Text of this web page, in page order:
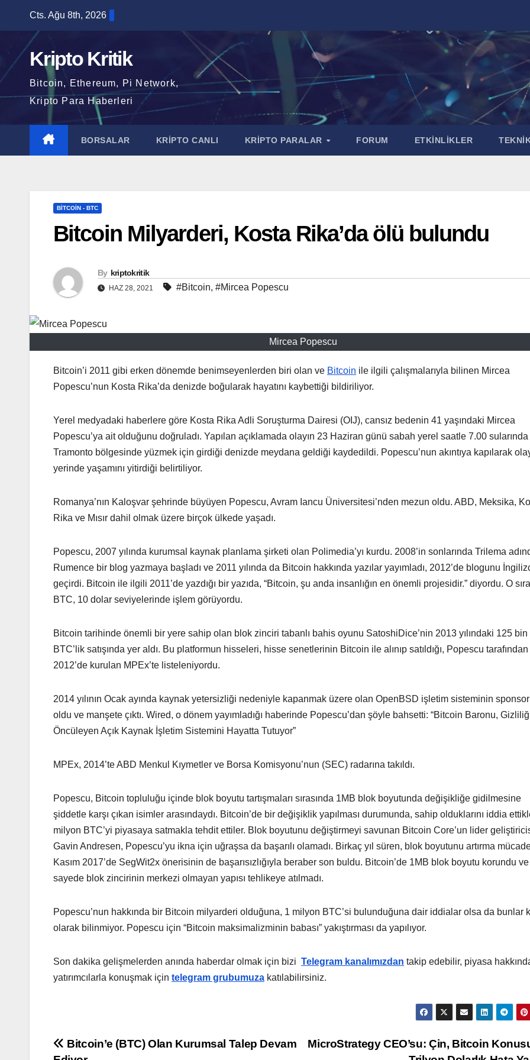
content
Cts. Ağu 8th, 2026
Kripto Kritik
Bitcoin, Ethereum, Pi Network,
Kripto Para Haberleri
BORSALAR KRİPTO CANLI KRİPTO PARALAR FORUM ETKİNLİKLER
BITCOIN - BTC
Bitcoin Milyarderi, Kosta Rika’da ölü bulundu
By kriptokritik
HAZ 28, 2021 #Bitcoin, #Mircea Popescu
Mircea Popescu
Bitcoin’i 2011 gibi erken dönemde benimseyenlerden biri olan ve Bitcoin ile ilgili çalışmalarıyla bilinen Mircea
Popescu’nun Kosta Rika’da denizde boğularak hayatını kaybettiği bildiriliyor.
Yerel medyadaki haberlere göre Kosta Rika Adli Soruşturma Dairesi (OIJ), cansız bedenin 41 yaşındaki Mircea
Popescu’ya ait olduğunu doğruladı. Yapılan açıklamada olayın 23 Haziran günü sabah yerel saatle 7.00 sularında
Tramonto bölgesinde yüzmek için girdiği denizde meydana geldiği kaydedildi. Popescu’nun akıntıya kapılarak
yerinde yaşamını yitirdiği belirtiliyor.
Romanya’nın Kaloşvar şehrinde büyüyen Popescu, Avram Iancu Üniversitesi’nden mezun oldu. ABD, Meksika,
Rika ve Mısır dahil olmak üzere birçok ülkede yaşadı.
Popescu, 2007 yılında kurumsal kaynak planlama şirketi olan Polimedia’yı kurdu. 2008’in sonlarında Trilema
Rumence bir blog yazmaya başladı ve 2011 yılında da Bitcoin hakkında yazılar yayımladı, 2012’de blogunu
geçirdi. Bitcoin ile ilgili 2011’de yazdığı bir yazıda, “Bitcoin, şu anda insanlığın en önemli projesidir.” diyordu. O
BTC, 10 dolar seviyelerinde işlem görüyordu.
Bitcoin tarihinde önemli bir yere sahip olan blok zinciri tabanlı bahis oyunu SatoshiDice’nin 2013 yılındaki 125 bin
BTC’lik satışında yer aldı. Bu platformun hisseleri, hisse senetlerinin Bitcoin ile alınıp satıldığı, Popescu tarafından
2012’de kurulan MPEx’te listeleniyordu.
2014 yılının Ocak ayında kaynak yetersizliği nedeniyle kapanmak üzere olan OpenBSD işletim sisteminin
oldu ve manşete çıktı. Wired, o dönem yayımladığı haberinde Popescu’dan şöyle bahsetti: “Bitcoin Baronu,
Öncüleyen Açık Kaynak İşletim Sistemini Hayatta Tutuyor”
MPEx, 2014’te ABD Menkul Kıymetler ve Borsa Komisyonu’nun (SEC) radarına takıldı.
Popescu, Bitcoin topluluğu içinde blok boyutu tartışmaları sırasında 1MB blok boyutunda değişikliğe gidilmesine
şiddetle karşı çıkan isimler arasındaydı. Bitcoin’de bir değişiklik yapılması durumunda, sahip olduklarını iddia
milyon BTC’yi piyasaya satmakla tehdit ettiler. Blok boyutunu değiştirmeyi savunan Bitcoin Core’un lider
Gavin Andresen, Popescu’yu ikna için uğraşsa da başarılı olamadı. Birkaç yıl süren, blok boyutunu artırma
Kasım 2017’de SegWit2x önerisinin de başarısızlığıyla beraber son buldu. Bitcoin’de 1MB blok boyutu korundu
sayede blok zincirinin merkezi olmayan yapısı tehlikeye atılmadı.
Popescu’nun hakkında bir Bitcoin milyarderi olduğuna, 1 milyon BTC’si bulunduğuna dair iddialar olsa da bunlar
olarak bilinmiyor. Popescu için “Bitcoin maksimalizminin babası” yakıştırması da yapılıyor.
Son dakika gelişmelerden anında haberdar olmak için bizi Telegram kanalımızdan takip edebilir, piyasa
yatırımcılarla konuşmak için telegram grubumuza katılabilirsiniz.
Yazı
MicroStrategy CEO’su: Çin, Bitcoin
Bitcoin’e (BTC) Olan Kurumsal Talep Devam